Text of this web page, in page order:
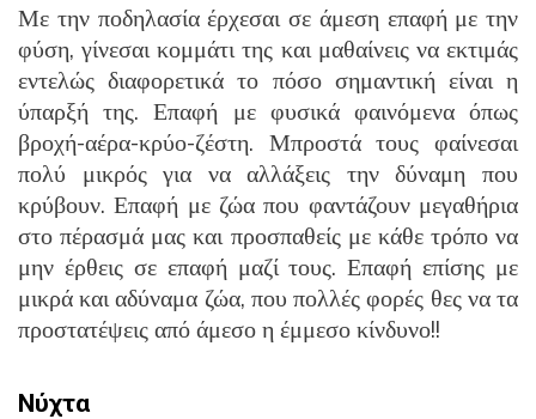
Με την ποδηλασία έρχεσαι σε άμεση επαφή με την
φύση, γίνεσαι κομμάτι της και μαθαίνεις να εκτιμάς
εντελώς διαφορετικά το πόσο σημαντική είναι η
ύπαρξή της. Επαφή με φυσικά φαινόμενα όπως
βροχή-αέρα-κρύο-ζέστη. Μπροστά τους φαίνεσαι
πολύ μικρός για να αλλάξεις την δύναμη που
κρύβουν. Επαφή με ζώα που φαντάζουν μεγαθήρια
στο πέρασμά μας και προσπαθείς με κάθε τρόπο να
μην έρθεις σε επαφή μαζί τους. Επαφή επίσης με
μικρά και αδύναμα ζώα, που πολλές φορές θες να τα
προστατέψεις από άμεσο η έμμεσο κίνδυνο!!
Νύχτα